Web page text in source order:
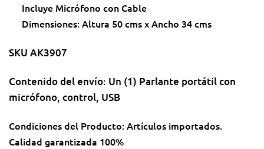
Incluye Micrófono con Cable
Dimensiones: Altura 50 cms x Ancho 34 cms
SKU AK3907
Contenido del envío: Un (1) Parlante portátil con
micrófono, control, USB
Condiciones del Producto: Artículos importados.
Calidad garantizada 100%